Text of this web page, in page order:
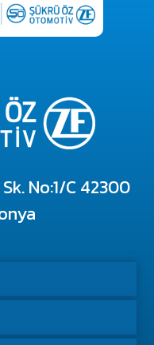
No:1/C 42300